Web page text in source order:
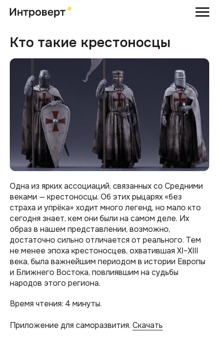
Кто такие крестоносцы
Одна из ярких ассоциаций, связанных со Средними
веками — крестоносцы. Об этих рыцарях «без
страха и упрёка» ходит много легенд, но мало кто
сегодня знает, кем они были на самом деле. Их
образ в нашем представлении, возможно,
достаточно сильно отличается от реального. Тем
не менее эпоха крестоносцев, охватившая XI–XIII
века, была важнейшим периодом в истории Европы
и Ближнего Востока, повлиявшим на судьбы
народов этого региона.
Время чтения: 4 минуты.
Приложение для саморазвития. Скачать